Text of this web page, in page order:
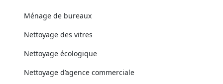
Ménage de bureaux
Nettoyage des vitres
Nettoyage écologique
Nettoyage d’agence commerciale